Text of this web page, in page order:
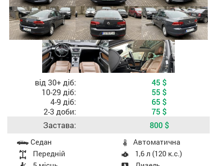
Вартість, залежно від періоду оренди
від 30+ діб: 45 $
10-29 діб:
55 $
4-9 діб:
65 $
2-3 доби:
75 $
Застава:
800 $
Характеристики авто
Седан
Aвтоматична
Передній
1,6 л (120 к.с.)